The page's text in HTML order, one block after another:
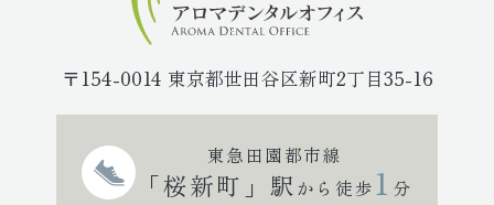
〒154-0014 東京都世田谷区新町2丁目35-16
東急田園都市線
「桜新町」駅 から徒歩 1 分